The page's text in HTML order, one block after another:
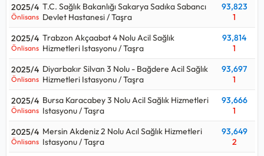
2025/4
Önlisans
T.C. Sağlık Bakanlığı Sakarya Sadıka Sabancı
Devlet Hastanesi / Taşra
93,823
1
2025/4
Önlisans
Trabzon Akçaabat 4 Nolu Acil Sağlık
Hizmetleri Istasyonu / Taşra
93,814
1
2025/4
Önlisans
Diyarbakır Silvan 3 Nolu - Bağdere Acil Sağlık
Hizmetleri Istasyonu / Taşra
93,697
1
2025/4
Önlisans
Bursa Karacabey 3 Nolu Acil Sağlık Hizmetleri
Istasyonu / Taşra
93,666
1
2025/4
Önlisans
Mersin Akdeniz 2 Nolu Acıl Sağlık Hizmetleri
Istasyonu / Taşra
93,649
2